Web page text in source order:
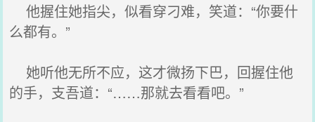
他握住她指尖，似看穿刁难，笑道：“你要什
么都有。”
她听他无所不应，这才微扬下巴，回握住他
的手，支吾道：“……那就去看看吧。”